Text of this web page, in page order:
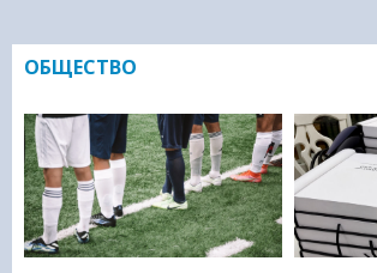
ОБЩЕСТВО